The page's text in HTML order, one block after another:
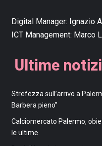
Digital Manager: Ignazio
ICT Management: Marco
Ultime
Strefezza sull’arrivo a
Barbera pieno”
Calciomercato Palermo,
le ultime